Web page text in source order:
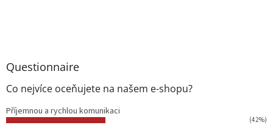
Questionnaire
Co nejvíce oceňujete na našem e-shopu?
Příjemnou a rychlou komunikaci
(42%)